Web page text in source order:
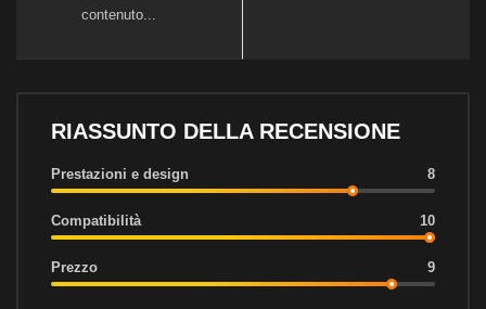
contenuto...
RIASSUNTO DELLA RECENSIONE
Prestazioni e design 8
Compatibilità 10
Prezzo 9